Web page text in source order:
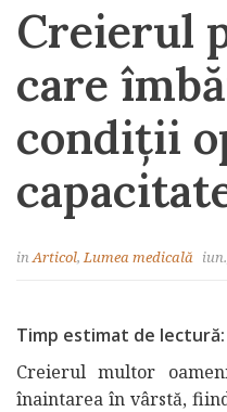
Creierul
care
condiții
inArticol,Lumea medicală
Timp estimat de
Creierul multor
înaintarea în vârstă,